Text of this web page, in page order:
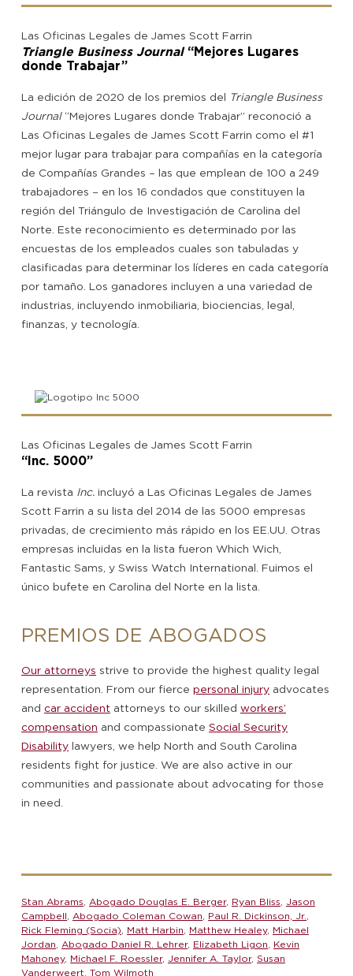
Las Oficinas Legales de James Scott Farrin
Triangle Business Journal“Mejores Lugares
donde Trabajar”
La edición de 2020 de los premios del Triangle Business
Journal“Mejores Lugares donde Trabajar” reconoció a
Las Oficinas Legales de James Scott Farrin como el #1
mejor lugar para trabajar para compañías en la categoría
de Compañías Grandes – las que emplean de 100 a 249
trabajadores – en los 16 condados que constituyen la
región del Triángulo de Investigación de Carolina del
Norte. Este reconocimiento es determinado por las
encuestas de los empleados cuales son tabuladas y
clasificadas para determinar los líderes en cada categoría
por tamaño. Los ganadores incluyen a una variedad de
industrias, incluyendo inmobiliaria, biociencias, legal,
finanzas, y tecnología.
Las Oficinas Legales de James Scott Farrin
“Inc. 5000”
La revista Inc. incluyó a Las Oficinas Legales de James
Scott Farrin a su lista del 2014 de las 5000 empresas
privadas, de crecimiento más rápido en los EE.UU. Otras
empresas incluidas en la lista fueron Which Wich,
Fantastic Sams, y Swiss Watch International. Fuimos el
único bufete en Carolina del Norte en la lista.
PREMIOS DE ABOGADOS
Our attorneys strive to provide the highest quality legal
representation. From our fierce personal injury advocates
and car accident attorneys to our skilled workers’
compensation and compassionate Social Security
Disability lawyers, we help North and South Carolina
residents fight for justice. We are also active in our
communities and passionate about advocating for those
in need.
Stan Abrams, Abogado Douglas E. Berger, Ryan Bliss, Jason
Campbell, Abogado Coleman Cowan, Paul R. Dickinson, Jr.,
Rick Fleming (Socia), Matt Harbin, Matthew Healey, Michael
Jordan, Abogado Daniel R. Lehrer, Elizabeth Ligon, Kevin
Mahoney, Michael F. Roessler, Jennifer A. Taylor, Susan
Vanderweert, Tom Wilmoth